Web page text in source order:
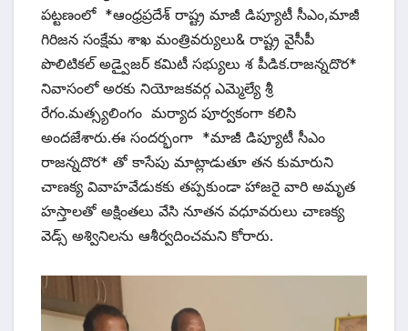
పట్టణంలో *ఆంధ్రప్రదేశ్ రాష్ట్ర మాజీ డిప్యూటీ సీఎం,మాజీ
గిరిజన సంక్షేమ శాఖ మంత్రివర్యులు& రాష్ట్ర వైసీపీ
పొలిటికల్ అడ్వైజర్ కమిటీ సభ్యులు శ పీడిక.రాజన్నదొర*
నివాసంలో అరకు నియోజకవర్గ ఎమ్మెల్యే శ్రీ
రేగం.మత్స్యలింగం మర్యాద పూర్వకంగా కలిసి
అందజేశారు.ఈ సందర్భంగా *మాజీ డిప్యూటీ సీఎం
రాజన్నదొర* తో కాసేపు మాట్లాడుతూ తన కుమారుని
చాణక్య వివాహవేడుకకు తప్పకుండా హాజరై వారి అమృత
హస్తాలతో అక్షింతలు వేసి నూతన వధూవరులు చాణక్య
వెడ్స్ అశ్వినిలను ఆశీర్వదించమని కోరారు.